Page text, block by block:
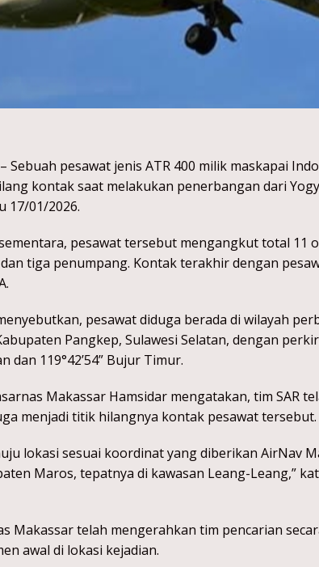
– Sebuah pesawat jenis ATR 400 milik maskapai
kontak saat melakukan penerbangan dari
17/01/2026.
pesawat tersebut mengangkut total 11
tiga penumpang. Kontak terakhir dengan
pesawat diduga berada di wilayah
Pangkep, Sulawesi Selatan, dengan
dan 119°42’54” Bujur Timur.
Makassar Hamsidar mengatakan, tim SAR
menjadi titik hilangnya kontak pesawat tersebut.
lokasi sesuai koordinat yang diberikan AirNav
Maros, tepatnya di kawasan Leang-Leang,”
Makassar telah mengerahkan tim pencarian
awal di lokasi kejadian.